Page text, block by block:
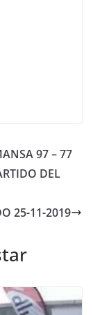
97 – 77
DEL
25-11-2019